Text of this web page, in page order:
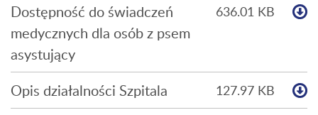
Dostępność do świadczeń
medycznych dla osób z psem
asystujący
636.01 KB
Opis działalności Szpitala 127.97 KB